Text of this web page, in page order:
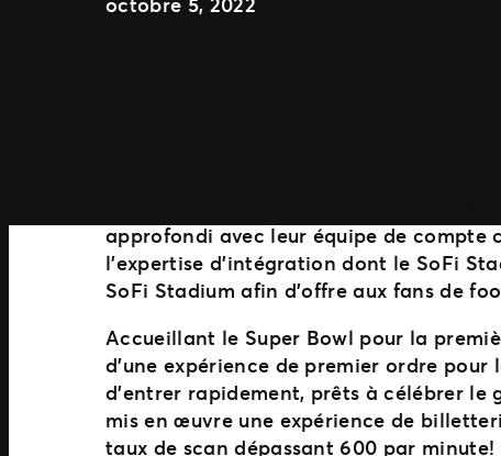
approfondi avec leur équipe de compte
l’expertise d’intégration dont le SoFi
SoFi Stadium afin d’offre aux fans de
Accueillant le Super Bowl pour la
d’une expérience de premier ordre
d’entrer rapidement, prêts à célébrer
mis en œuvre une expérience de
taux de scan dépassant 600 par minute!